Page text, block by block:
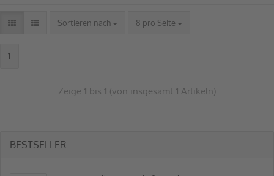
Sortieren nach 8 pro Seite
1
Zeige 1 bis 1 (von insgesamt 1 Artikeln)
BESTSELLER